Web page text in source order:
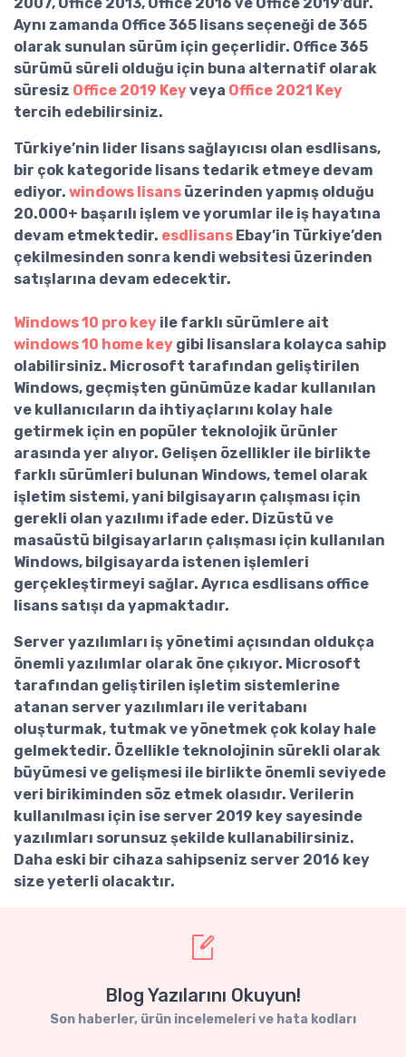
2007, Office 2013, Office 2016 ve Office 2019’dur.
Aynı zamanda Office 365 lisans seçeneği de 365
olarak sunulan sürüm için geçerlidir. Office 365
sürümü süreli olduğu için buna alternatif olarak
süresiz Office 2019 Keyveya Office 2021 Key
tercih edebilirsiniz.
Türkiye’nin lider lisans sağlayıcısı olan esdlisans,
bir çok kategoride lisans tedarik etmeye devam
ediyor. windows lisans üzerinden yapmış olduğu
20.000+ başarılı işlem ve yorumlar ile iş hayatına
devam etmektedir. esdlisans Ebay’in Türkiye’den
çekilmesinden sonra kendi websitesi üzerinden
satışlarına devam edecektir.
Windows 10 pro key ile farklı sürümlere ait
windows 10 home key gibi lisanslara kolayca sahip
olabilirsiniz. Microsoft tarafından geliştirilen
Windows, geçmişten günümüze kadar kullanılan
ve kullanıcıların da ihtiyaçlarını kolay hale
getirmek için en popüler teknolojik ürünler
arasında yer alıyor. Gelişen özellikler ile birlikte
farklı sürümleri bulunan Windows, temel olarak
işletim sistemi, yani bilgisayarın çalışması için
gerekli olan yazılımı ifade eder. Dizüstü ve
masaüstü bilgisayarların çalışması için kullanılan
Windows, bilgisayarda istenen işlemleri
gerçekleştirmeyi sağlar. Ayrıca esdlisans office
lisans satışı da yapmaktadır.
Server yazılımları iş yönetimi açısından oldukça
önemli yazılımlar olarak öne çıkıyor. Microsoft
tarafından geliştirilen işletim sistemlerine
atanan server yazılımları ile veritabanı
oluşturmak, tutmak ve yönetmek çok kolay hale
gelmektedir. Özellikle teknolojinin sürekli olarak
büyümesi ve gelişmesi ile birlikte önemli seviyede
veri birikiminden söz etmek olasıdır. Verilerin
kullanılması için ise server 2019 key sayesinde
yazılımları sorunsuz şekilde kullanabilirsiniz.
Daha eski bir cihaza sahipseniz server 2016 key
size yeterli olacaktır.
Blog Yazılarını Okuyun!
Son haberler, ürün incelemeleri ve hata kodları